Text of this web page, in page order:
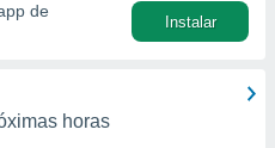
de
Instalar
horas